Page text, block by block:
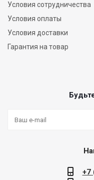
Условия сотрудничества
Условия оплаты
Условия доставки
Гарантия на товар
+7